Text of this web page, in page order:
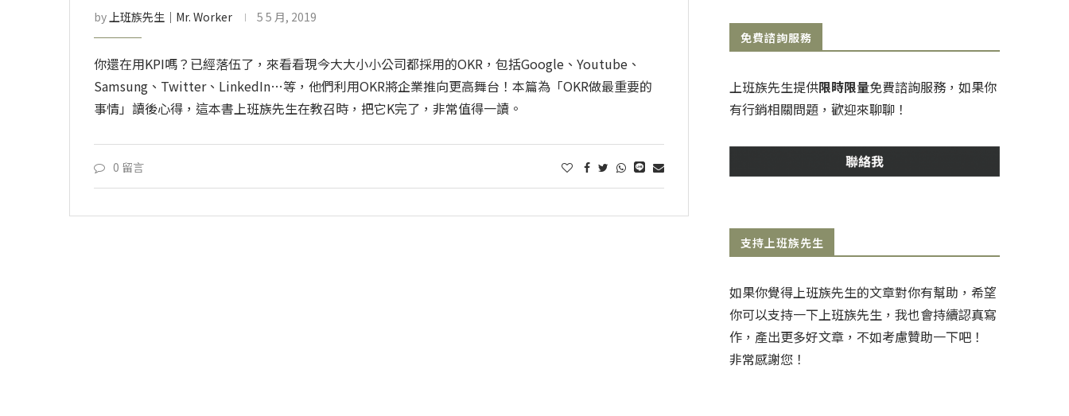
by 上班族先生│Mr. Worker 5 5 月, 2019
你還在用KPI嗎？已經落伍了，來看看現今大大小小公司都採用的OKR，包括Google、Youtube、
Samsung、Twitter、LinkedIn…等，他們利用OKR將企業推向更高舞台！本篇為「OKR做最重要的
事情」讀後心得，這本書上班族先生在教召時，把它K完了，非常值得一讀。
0 留言
免費諮詢服務
上班族先生提供限時限量免費諮詢服務，如果你
有行銷相關問題，歡迎來聊聊！
支持上班族先生
如果你覺得上班族先生的文章對你有幫助，希望
你可以支持一下上班族先生，我也會持續認真寫
作，產出更多好文章，不如考慮贊助一下吧！
非常感謝您！